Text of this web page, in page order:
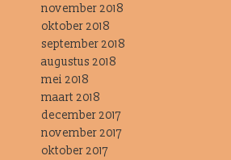
november 2018
oktober 2018
september 2018
augustus 2018
mei 2018
maart 2018
december 2017
november 2017
oktober 2017